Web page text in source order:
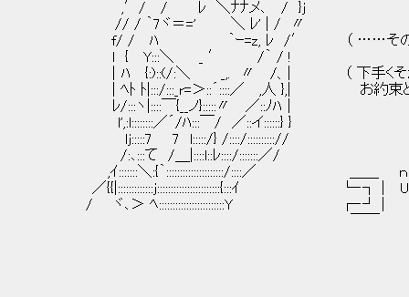
,′/ / ﾚ ＼ﾅﾅメ､ / }j
// / ｀7ヾ＝=' ＼ ﾚ' | / 〃
f/ / ﾊ ｀ｰ=z, ﾚ /′ （ ……そのうち料理も作
l { Y:::＼ _ ′ /｀ / !
｜ﾊ {:)::(/:＼ _,. 〃 /、| （ 下手くそから上
| ﾍﾄ ﾄ|:::/:::_r=＞::´::::／ ,人 },| お約束と言え
ﾚ/:::ヽ|::::￣{__ノ}:::::〃 ／::ﾉﾊ｜
l',:l::::::::／´/ﾊ:::￣/ ／::イ::::::} }
lj:::::7 7 l:::::/} /::::/:::::::::://
/:､:::て /＿|::::l::ﾚ::::/:::::::／/
,ｲ:::::::＼:{｀:::::::::::::::::::::/::::／ ＿＿ ｎ
／{{|:::::::::::::j:::::::::::::::::::::::{:::ｲ └‐┐ | UＵ
/ ヾ､＞ ﾍ::::::::::::::::::::::::Y ┌‐┘ |